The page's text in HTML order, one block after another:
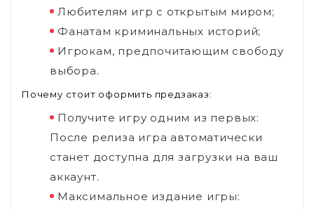
Любителям игр с открытым миром;
Фанатам криминальных историй;
Игрокам, предпочитающим свободу
выбора.
Почему стоит оформить предзаказ:
Получите игру одним из первых:
После релиза игра автоматически
станет доступна для загрузки на ваш
аккаунт.
Максимальное издание игры: